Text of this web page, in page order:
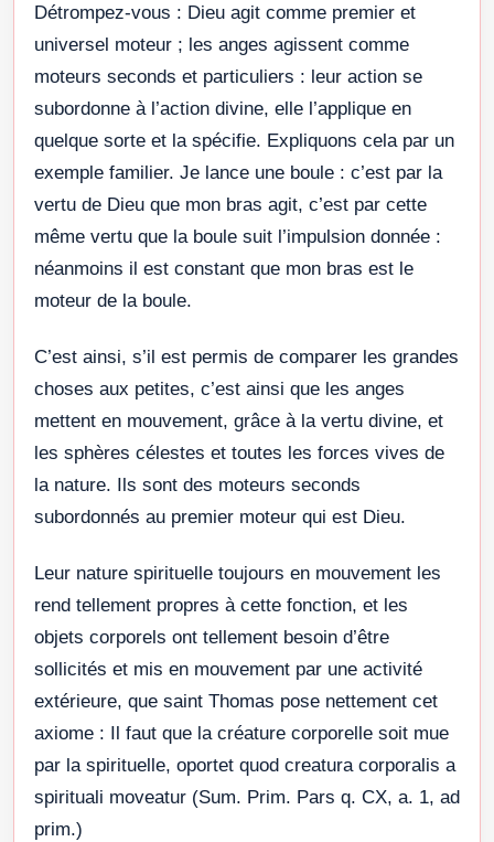
Détrompez-vous : Dieu agit comme premier et
universel moteur ; les anges agissent comme
moteurs seconds et particuliers : leur action se
subordonne à l’action divine, elle l’applique en
quelque sorte et la spécifie. Expliquons cela par un
exemple familier. Je lance une boule : c’est par la
vertu de Dieu que mon bras agit, c’est par cette
même vertu que la boule suit l’impulsion donnée :
néanmoins il est constant que mon bras est le
moteur de la boule.
C’est ainsi, s’il est permis de comparer les grandes
choses aux petites, c’est ainsi que les anges
mettent en mouvement, grâce à la vertu divine, et
les sphères célestes et toutes les forces vives de
la nature. Ils sont des moteurs seconds
subordonnés au premier moteur qui est Dieu.
Leur nature spirituelle toujours en mouvement les
rend tellement propres à cette fonction, et les
objets corporels ont tellement besoin d’être
sollicités et mis en mouvement par une activité
extérieure, que saint Thomas pose nettement cet
axiome : Il faut que la créature corporelle soit mue
par la spirituelle, oportet quod creatura corporalis a
spirituali moveatur (Sum. Prim. Pars q. CX, a. 1, ad
prim.)